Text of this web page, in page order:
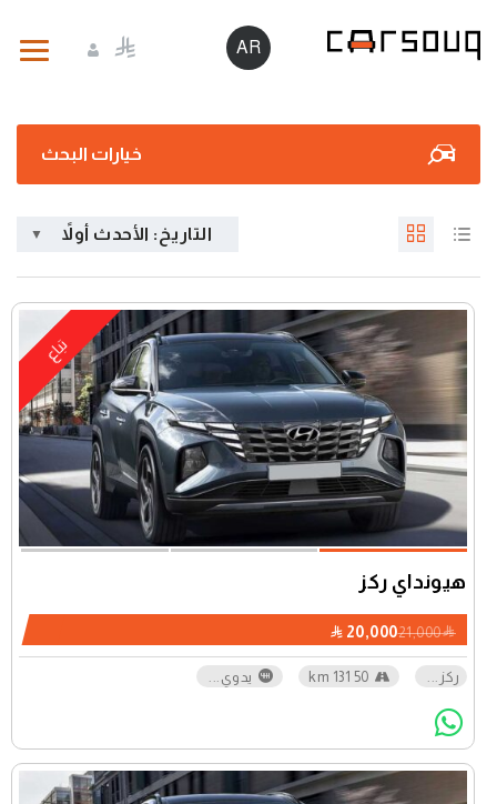
AR
خيارات البحث
التاريخ: الأحدث أولاً
تباع
21,000
20,000
هيونداي ركز
ركز ...
50 131 km يدوي ...